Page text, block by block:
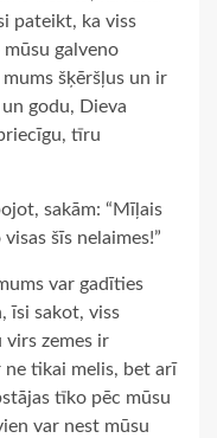
pateikt, ka viss
galveno
šķēršļus un ir
godu, Dieva
tīru
sakām: “Mīļais
šīs nelaimes!”
var gadīties
īsi sakot, viss
virs zemes ir
ne tikai melis, bet arī
tīko pēc mūsu
var nest mūsu